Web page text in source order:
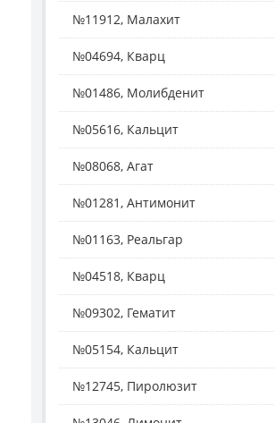
№11912, Малахит
№04694, Кварц
№01486, Молибденит
№05616, Кальцит
№08068, Агат
№01281, Антимонит
№01163, Реальгар
№04518, Кварц
№09302, Гематит
№05154, Кальцит
№12745, Пиролюзит